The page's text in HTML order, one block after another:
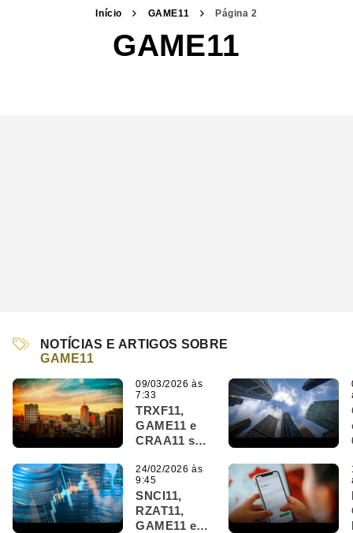
Início GAME11 Página 2
GAME11
NOTÍCIAS E ARTIGOS SOBRE
GAME11
TRXF11,
GAME11 e
CRAA11 são
do Bom Dia
FIIs (9/3)
09/03/2026 às
7:33
SNCI11,
RZAT11,
GAME11 e
24/02/2026 às
9:45